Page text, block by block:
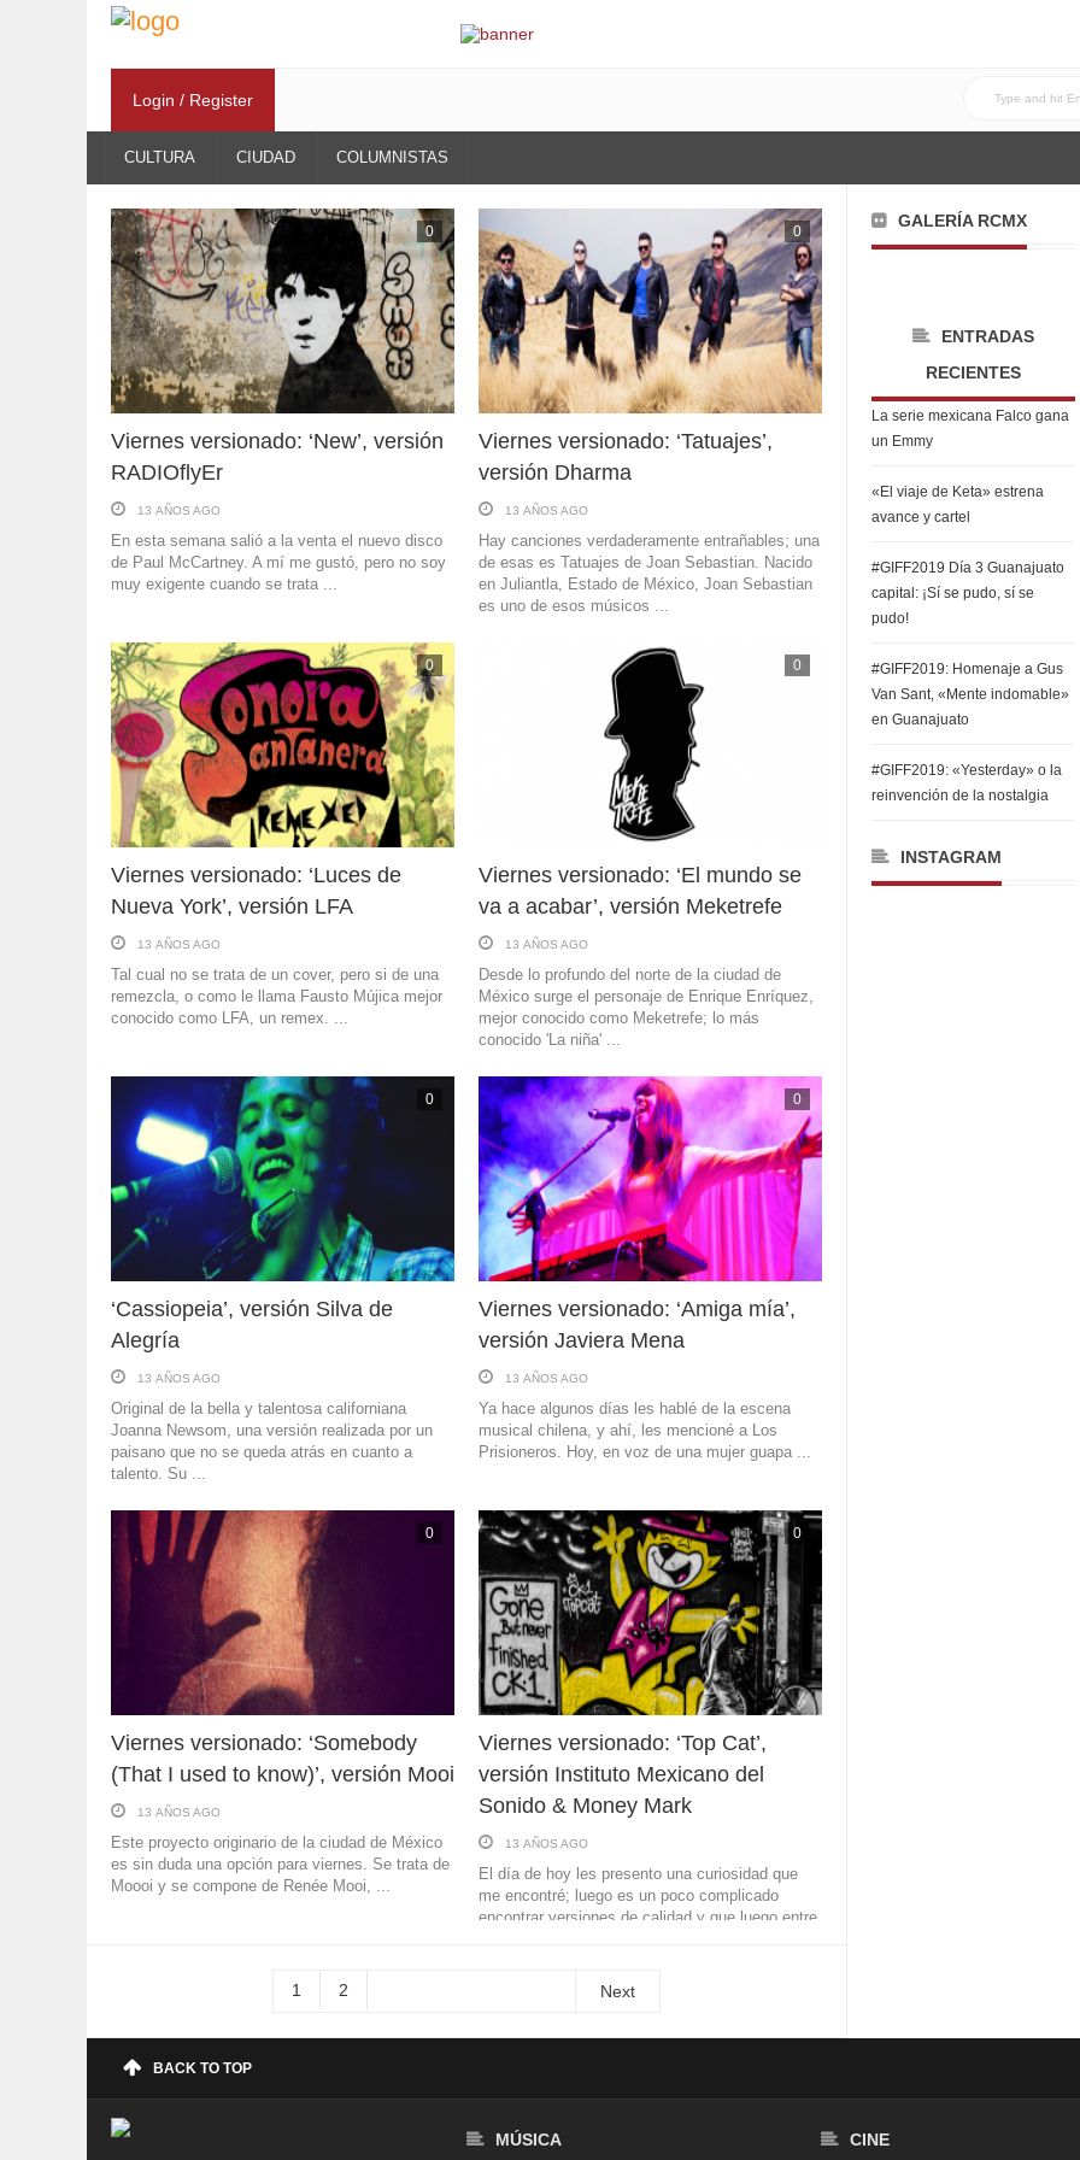
Login / Register
CULTURA CIUDAD COLUMNISTAS
0
Viernes versionado: ‘New’, versión
RADIOflyEr
13 AÑOS AGO
En esta semana salió a la venta el nuevo disco
de Paul McCartney. A mí me gustó, pero no soy
muy exigente cuando se trata ...
0
Viernes versionado: ‘Tatuajes’,
versión Dharma
13 AÑOS AGO
Hay canciones verdaderamente entrañables; una
de esas es Tatuajes de Joan Sebastian. Nacido
en Juliantla, Estado de México, Joan Sebastian
es uno de esos músicos ...
0
Viernes versionado: ‘Luces de
Nueva York’, versión LFA
13 AÑOS AGO
Tal cual no se trata de un cover, pero si de una
remezcla, o como le llama Fausto Mújica mejor
conocido como LFA, un remex. ...
0
Viernes versionado: ‘El mundo se
va a acabar’, versión Meketrefe
13 AÑOS AGO
Desde lo profundo del norte de la ciudad de
México surge el personaje de Enrique Enríquez,
mejor conocido como Meketrefe; lo más
conocido 'La niña' ...
0
‘Cassiopeia’, versión Silva de
Alegría
13 AÑOS AGO
Original de la bella y talentosa californiana
Joanna Newsom, una versión realizada por un
paisano que no se queda atrás en cuanto a
talento. Su ...
0
Viernes versionado: ‘Amiga mía’,
versión Javiera Mena
13 AÑOS AGO
Ya hace algunos días les hablé de la escena
musical chilena, y ahí, les mencioné a Los
Prisioneros. Hoy, en voz de una mujer guapa ...
0
Viernes versionado: ‘Somebody
(That I used to know)’, versión Mooi
13 AÑOS AGO
Este proyecto originario de la ciudad de México
es sin duda una opción para viernes. Se trata de
Moooi y se compone de Renée Mooi, ...
0
Viernes versionado: ‘Top Cat’,
versión Instituto Mexicano del
Sonido & Money Mark
13 AÑOS AGO
El día de hoy les presento una curiosidad que
me encontré; luego es un poco complicado
encontrar versiones de calidad y que luego entre
1 2 Next
GALERÍA RCMX
ENTRADAS
RECIENTES
La serie mexicana Falco gana
un Emmy
«El viaje de Keta» estrena
avance y cartel
#GIFF2019 Día 3 Guanajuato
capital: ¡Sí se pudo, sí se
pudo!
#GIFF2019: Homenaje a Gus
Van Sant, «Mente indomable»
en Guanajuato
#GIFF2019: «Yesterday» o la
reinvención de la nostalgia
INSTAGRAM
BACK TO TOP
MÚSICA CINE